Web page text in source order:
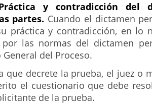
y contradicción del
partes. Cuando el dictamen
práctica y contradicción, en lo
las normas del dictamen
del Proceso.
que decrete la prueba, el juez o
el cuestionario que debe
de la prueba.